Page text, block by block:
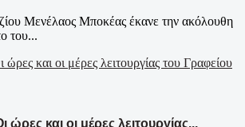
Μενέλαος Μποκέας έκανε την ακόλουθη
του...
και οι μέρες λειτουργίας...